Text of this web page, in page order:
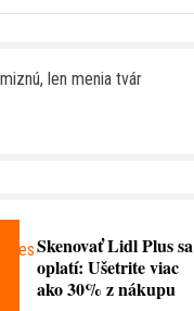
len menia tvár
Skenovať Lidl Plus sa
oplatí: Ušetrite viac
ako 30% z nákupu